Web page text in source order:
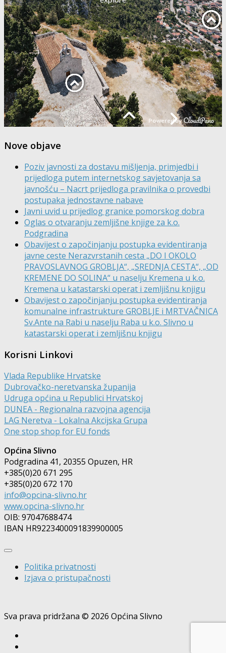
Nove objave
Poziv javnosti za dostavu mišljenja, primjedbi i
prijedloga putem internetskog savjetovanja sa
javnošću – Nacrt prijedloga pravilnika o provedbi
postupaka jednostavne nabave
Javni uvid u prijedlog granice pomorskog dobra
Oglas o otvaranju zemljišne knjige za k.o.
Podgradina
Obavijest o započinjanju postupka evidentiranja
javne ceste Nerazvrstanih cesta „DO I OKOLO
PRAVOSLAVNOG GROBLJA“, „SREDNJA CESTA“, „OD
KREMENE DO SOLINA“ u naselju Kremena u k.o.
Kremena u katastarski operat i zemljišnu knjigu
Obavijest o započinjanju postupka evidentiranja
komunalne infrastrukture GROBLJE i MRTVAČNICA
Sv.Ante na Rabi u naselju Raba u k.o. Slivno u
katastarski operat i zemljišnu knjigu
Korisni Linkovi
Vlada Republike Hrvatske
Dubrovačko-neretvanska županija
Udruga općina u Republici Hrvatskoj
DUNEA - Regionalna razvojna agencija
LAG Neretva - Lokalna Akcijska Grupa
One stop shop for EU fonds
Općina Slivno
Podgradina 41, 20355 Opuzen, HR
+385(0)20 671 295
+385(0)20 672 170
info@opcina-slivno.hr
www.opcina-slivno.hr
OIB: 97047688474
IBAN HR9223400091839900005
Politika privatnosti
Izjava o pristupačnosti
Sva prava pridržana © 2026 Općina Slivno